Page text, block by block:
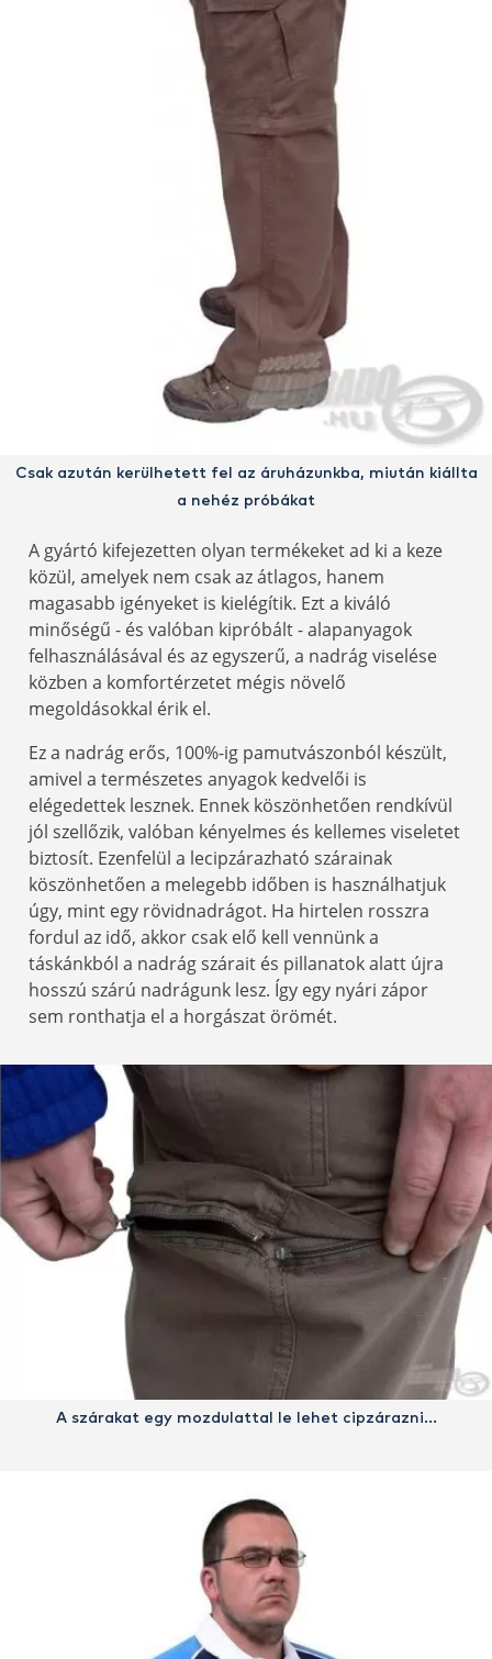
Csak azután kerülhetett fel az áruházunkba, miután kiállta
a nehéz próbákat
A gyártó kifejezetten olyan termékeket ad ki a keze
közül, amelyek nem csak az átlagos, hanem
magasabb igényeket is kielégítik. Ezt a kiváló
minőségű - és valóban kipróbált - alapanyagok
felhasználásával és az egyszerű, a nadrág viselése
közben a komfortérzetet mégis növelő
megoldásokkal érik el.
Ez a nadrág erős, 100%-ig pamutvászonból készült,
amivel a természetes anyagok kedvelői is
elégedettek lesznek. Ennek köszönhetően rendkívül
jól szellőzik, valóban kényelmes és kellemes viseletet
biztosít. Ezenfelül a lecipzárazható szárainak
köszönhetően a melegebb időben is használhatjuk
úgy, mint egy rövidnadrágot. Ha hirtelen rosszra
fordul az idő, akkor csak elő kell vennünk a
táskánkból a nadrág szárait és pillanatok alatt újra
hosszú szárú nadrágunk lesz. Így egy nyári zápor
sem ronthatja el a horgászat örömét.
A szárakat egy mozdulattal le lehet cipzárazni…